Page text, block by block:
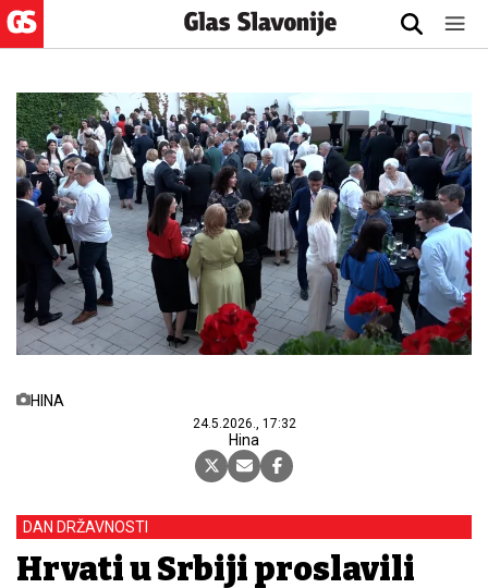
HINA
24.5.2026., 17:32
Hina
DAN DRŽAVNOSTI
Hrvati u Srbiji proslavili